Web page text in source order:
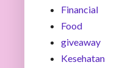
Financial
Food
giveaway
Kesehatan